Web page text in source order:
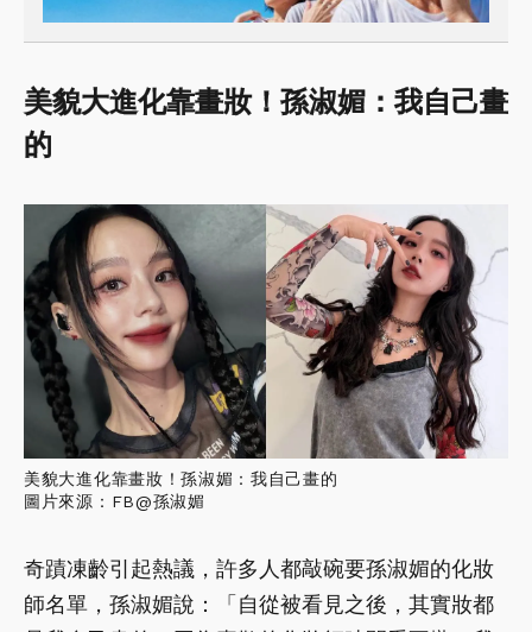
美貌大進化靠畫妝！孫淑媚：我自己畫
的
美貌大進化靠畫妝！孫淑媚：我自己畫的
圖片來源：FB@孫淑媚
奇蹟凍齡引起熱議，許多人都敲碗要孫淑媚的化妝
師名單，孫淑媚說：「自從被看見之後，其實妝都